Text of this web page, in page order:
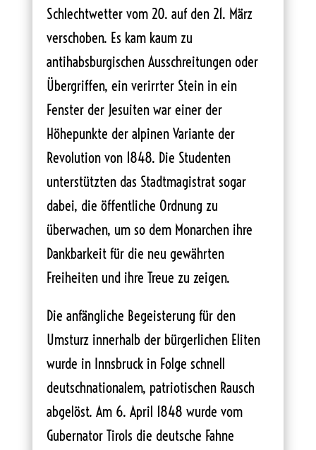
Schlechtwetter vom 20. auf den 21. März
verschoben. Es kam kaum zu
antihabsburgischen Ausschreitungen oder
Übergriffen, ein verirrter Stein in ein
Fenster der Jesuiten war einer der
Höhepunkte der alpinen Variante der
Revolution von 1848. Die Studenten
unterstützten das Stadtmagistrat sogar
dabei, die öffentliche Ordnung zu
überwachen, um so dem Monarchen ihre
Dankbarkeit für die neu gewährten
Freiheiten und ihre Treue zu zeigen.
Die anfängliche Begeisterung für den
Umsturz innerhalb der bürgerlichen Eliten
wurde in Innsbruck in Folge schnell
deutschnationalem, patriotischen Rausch
abgelöst. Am 6. April 1848 wurde vom
Gubernator Tirols die deutsche Fahne